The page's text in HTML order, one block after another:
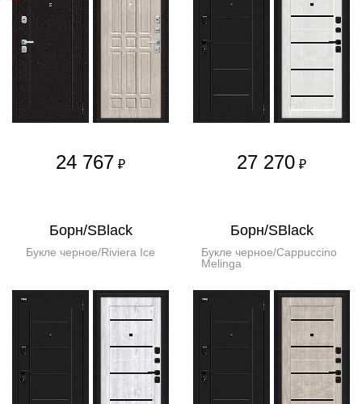
24 767 ₽ 27 270 ₽
Борн/SBlack
Букле черное/Riviera Ice
Борн/SBlack
Букле черное/Cappuccino
Melinga